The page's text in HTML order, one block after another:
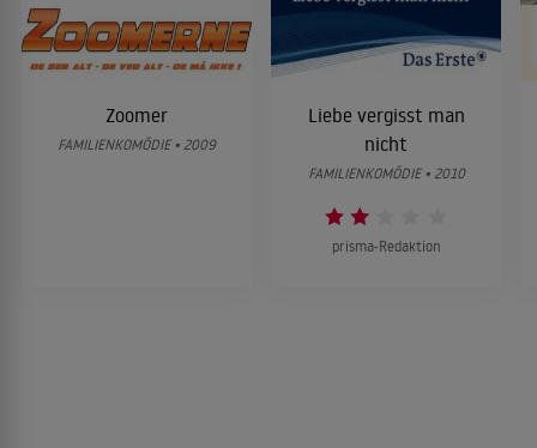
Zoomer
FAMILIENKOMÖDIE • 2009
Liebe vergisst man
nicht
FAMILIENKOMÖDIE • 2010
prisma-Redaktion